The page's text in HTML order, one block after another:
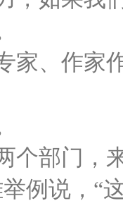
家、作家
个部门，
例说，“